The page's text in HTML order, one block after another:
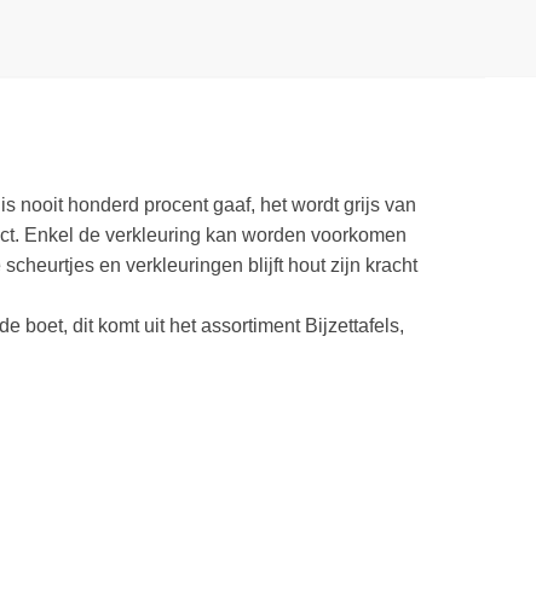
nooit honderd procent gaaf, het wordt grijs van
Enkel de verkleuring kan worden voorkomen
en verkleuringen blijft hout zijn kracht
boet, dit komt uit het assortiment Bijzettafels,